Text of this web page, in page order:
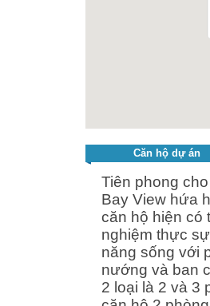
Căn hộ dự án
Tiên phong
Bay View hứa
căn hộ hiện có
nghiệm thực
năng sống với
nướng và ban
2 loại là 2 và 3